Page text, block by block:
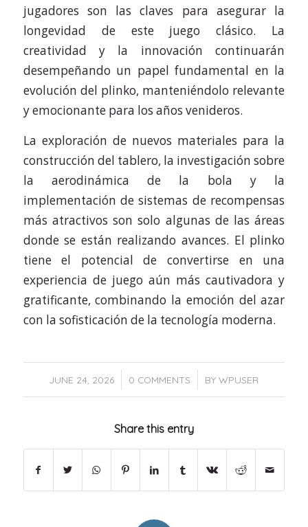
jugadores son las claves para asegurar la
longevidad de este juego clásico. La
creatividad y la innovación continuarán
desempeñando un papel fundamental en la
evolución del plinko, manteniéndolo relevante
y emocionante para los años venideros.
La exploración de nuevos materiales para la
construcción del tablero, la investigación sobre
la aerodinámica de la bola y la
implementación de sistemas de recompensas
más atractivos son solo algunas de las áreas
donde se están realizando avances. El plinko
tiene el potencial de convertirse en una
experiencia de juego aún más cautivadora y
gratificante, combinando la emoción del azar
con la sofisticación de la tecnología moderna.
JUNE 24, 2026
/ 0 COMMENTS
/ BYWPUSER
Share this entry